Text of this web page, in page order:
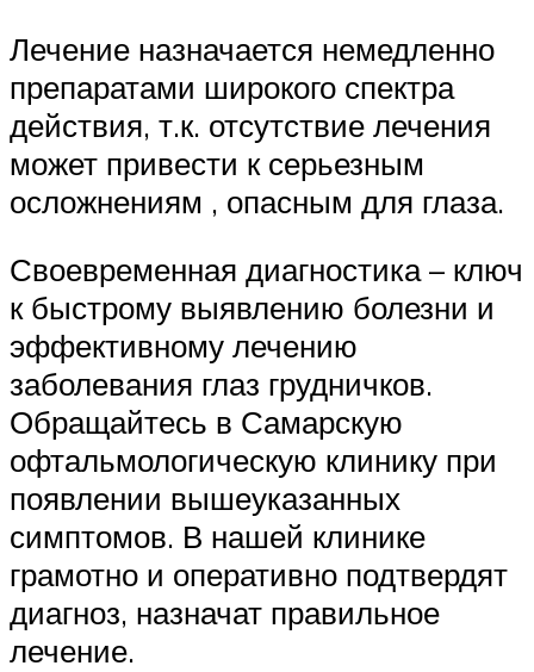
Лечение назначается немедленно
препаратами широкого спектра
действия, т.к. отсутствие лечения
может привести к серьезным
осложнениям , опасным для глаза.
Своевременная диагностика – ключ
к быстрому выявлению болезни и
эффективному лечению
заболевания глаз грудничков.
Обращайтесь в Самарскую
офтальмологическую клинику при
появлении вышеуказанных
симптомов. В нашей клинике
грамотно и оперативно подтвердят
диагноз, назначат правильное
лечение.